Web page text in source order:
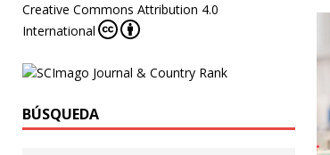
Creative Commons Attribution 4.0
International
BÚSQUEDA